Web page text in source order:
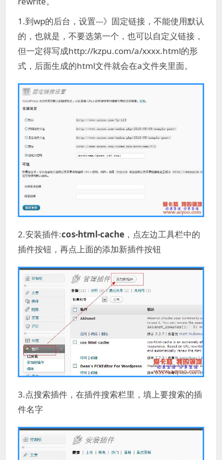
1.到wp的后台，设置---》固定链接，不能使用默认
的，也就是，不要选第一个，也可以自定义链接，
但一定得写成http://kzpu.com/a/xxxx.html的形
式，后面生成的html文件就会在a文件夹里面。
2.安装插件:cos-html-cache ，点左边工具栏中的
插件按钮，再点上面的添加新插件按钮
3.点搜索插件，在插件搜索栏里，填上要搜索的插
件名字